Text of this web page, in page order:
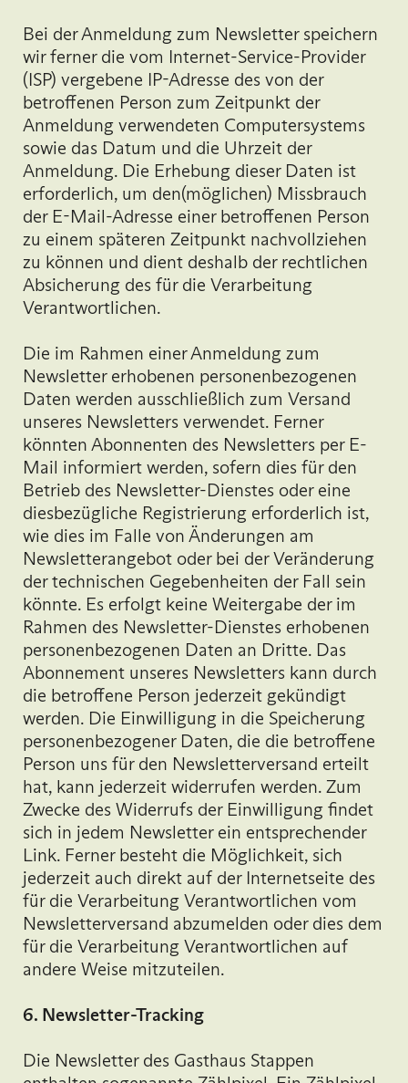
Bei der Anmeldung zum Newsletter speichern
wir ferner die vom Internet-Service-Provider
(ISP) vergebene IP-Adresse des von der
betroffenen Person zum Zeitpunkt der
Anmeldung verwendeten Computersystems
sowie das Datum und die Uhrzeit der
Anmeldung. Die Erhebung dieser Daten ist
erforderlich, um den(möglichen) Missbrauch
der E-Mail-Adresse einer betroffenen Person
zu einem späteren Zeitpunkt nachvollziehen
zu können und dient deshalb der rechtlichen
Absicherung des für die Verarbeitung
Verantwortlichen.
Die im Rahmen einer Anmeldung zum
Newsletter erhobenen personenbezogenen
Daten werden ausschließlich zum Versand
unseres Newsletters verwendet. Ferner
könnten Abonnenten des Newsletters per E-
Mail informiert werden, sofern dies für den
Betrieb des Newsletter-Dienstes oder eine
diesbezügliche Registrierung erforderlich ist,
wie dies im Falle von Änderungen am
Newsletterangebot oder bei der Veränderung
der technischen Gegebenheiten der Fall sein
könnte. Es erfolgt keine Weitergabe der im
Rahmen des Newsletter-Dienstes erhobenen
personenbezogenen Daten an Dritte. Das
Abonnement unseres Newsletters kann durch
die betroffene Person jederzeit gekündigt
werden. Die Einwilligung in die Speicherung
personenbezogener Daten, die die betroffene
Person uns für den Newsletterversand erteilt
hat, kann jederzeit widerrufen werden. Zum
Zwecke des Widerrufs der Einwilligung findet
sich in jedem Newsletter ein entsprechender
Link. Ferner besteht die Möglichkeit, sich
jederzeit auch direkt auf der Internetseite des
für die Verarbeitung Verantwortlichen vom
Newsletterversand abzumelden oder dies dem
für die Verarbeitung Verantwortlichen auf
andere Weise mitzuteilen.
6. Newsletter-Tracking
Die Newsletter des Gasthaus Stappen